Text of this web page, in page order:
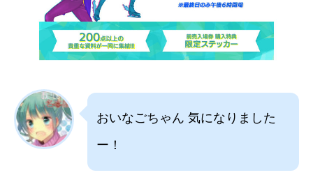
おいなごちゃん 気になりました
ー！